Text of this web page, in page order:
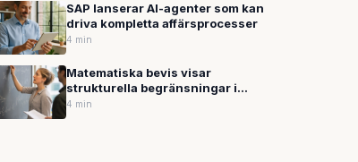
SAP lanserar AI-agenter som kan
driva kompletta affärsprocesser
4 min
Matematiska bevis visar
strukturella begränsningar i
extern kontroll av kraftfulla AI-
4 min